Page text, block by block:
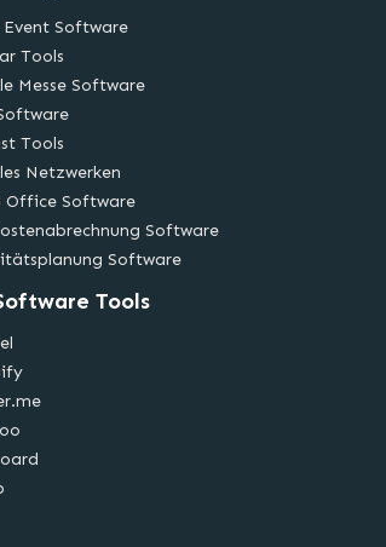
Event Software
Tools
Messe Software
Tools
Netzwerken
Office Software
Software
Software
Tools